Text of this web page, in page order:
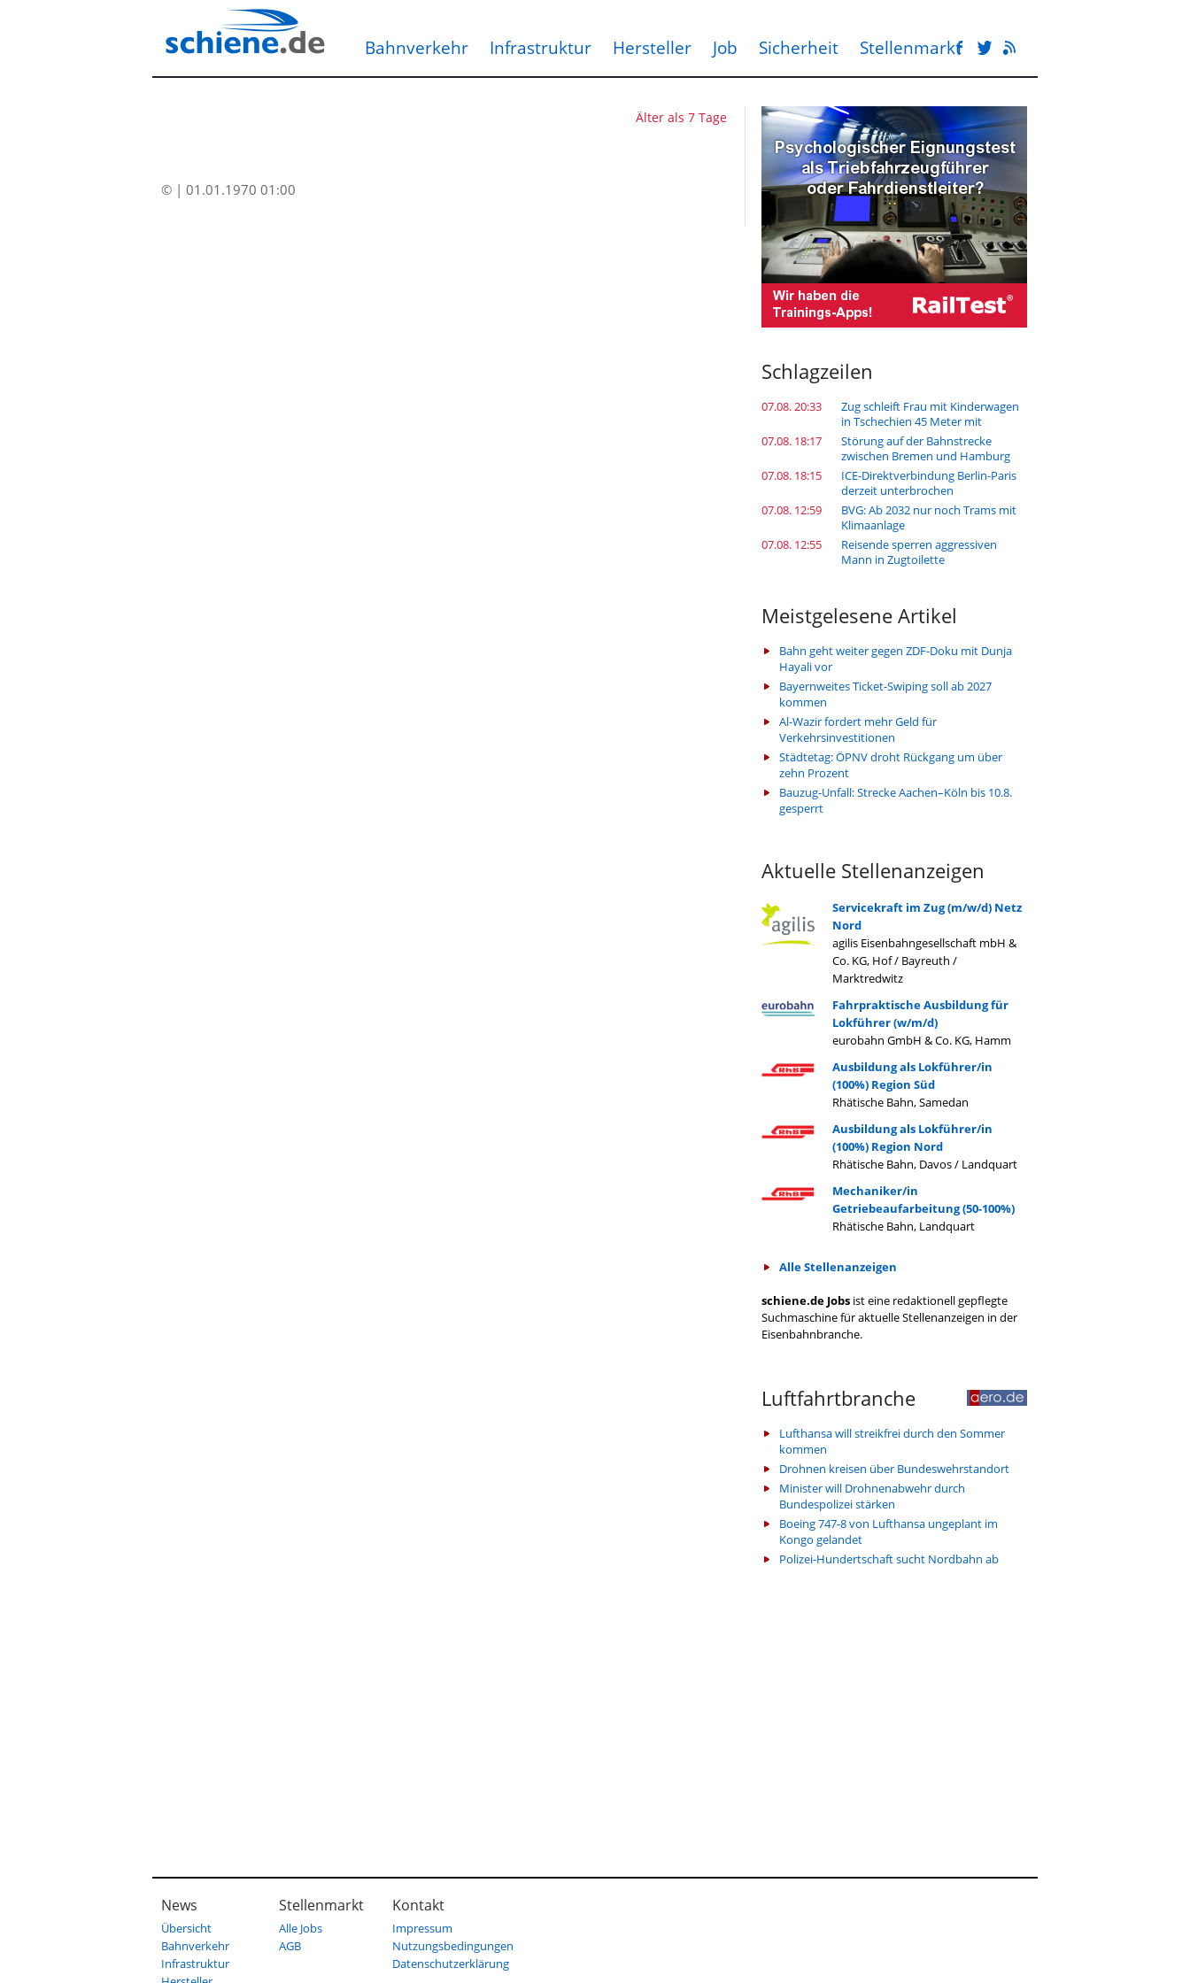
Bahnverkehr Infrastruktur Hersteller Job Sicherheit Stellenmarkt
Älter als 7 Tage
© | 01.01.1970 01:00
Schlagzeilen
07.08. 20:33
Zug schleift Frau mit Kinderwagen
in Tschechien 45 Meter mit
07.08. 18:17
Störung auf der Bahnstrecke
zwischen Bremen und Hamburg
07.08. 18:15
ICE-Direktverbindung Berlin-Paris
derzeit unterbrochen
07.08. 12:59
BVG: Ab 2032 nur noch Trams mit
Klimaanlage
07.08. 12:55
Reisende sperren aggressiven
Mann in Zugtoilette
Meistgelesene Artikel
Bahn geht weiter gegen ZDF-Doku mit Dunja
Hayali vor
Bayernweites Ticket-Swiping soll ab 2027
kommen
Al-Wazir fordert mehr Geld für
Verkehrsinvestitionen
Städtetag: ÖPNV droht Rückgang um über
zehn Prozent
Bauzug-Unfall: Strecke Aachen–Köln bis 10.8.
gesperrt
Aktuelle Stellenanzeigen
Servicekraft im Zug (m/w/d) Netz
Nord
agilis Eisenbahngesellschaft mbH &
Co. KG, Hof / Bayreuth /
Marktredwitz
Fahrpraktische Ausbildung für
Lokführer (w/m/d)
eurobahn GmbH & Co. KG, Hamm
Ausbildung als Lokführer/in
(100%) Region Süd
Rhätische Bahn, Samedan
Ausbildung als Lokführer/in
(100%) Region Nord
Rhätische Bahn, Davos / Landquart
Mechaniker/in
Getriebeaufarbeitung (50-100%)
Rhätische Bahn, Landquart
Alle Stellenanzeigen
schiene.de Jobs ist eine redaktionell gepflegte
Suchmaschine für aktuelle Stellenanzeigen in der
Eisenbahnbranche.
Luftfahrtbranche
Lufthansa will streikfrei durch den Sommer
kommen
Drohnen kreisen über Bundeswehrstandort
Minister will Drohnenabwehr durch
Bundespolizei stärken
Boeing 747-8 von Lufthansa ungeplant im
Kongo gelandet
Polizei-Hundertschaft sucht Nordbahn ab
News
Übersicht
Bahnverkehr
Infrastruktur
Stellenmarkt
Alle Jobs
AGB
Kontakt
Impressum
Nutzungsbedingungen
Datenschutzerklärung